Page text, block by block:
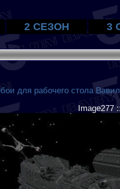
2 СЕЗОН 3
для рабочего стола
Image277